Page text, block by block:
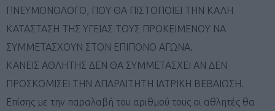
ΠΝΕΥΜΟΝΟΛΟΓΟ, ΠΟΥ ΘΑ ΠΙΣΤΟΠΟΙΕΙ ΤΗΝ ΚΑΛΗ
ΚΑΤΑΣΤΑΣΗ ΤΗΣ ΥΓΕΙΑΣ ΤΟΥΣ ΠΡΟΚΕΙΜΕΝΟΥ ΝΑ
ΣΥΜΜΕΤΑΣΧΟΥΝ ΣΤΟΝ ΕΠΙΠΟΝΟ ΑΓΩΝΑ.
ΚΑΝΕΙΣ ΑΘΛΗΤΗΣ ΔΕΝ ΘΑ ΣΥΜΜΕΤΑΣΧΕΙ ΑΝ ΔΕΝ
ΠΡΟΣΚΟΜΙΣΕΙ ΤΗΝ ΑΠΑΡΑΙΤΗΤΗ ΙΑΤΡΙΚΗ ΒΕΒΑΙΩΣΗ.
Επίσης με την παραλαβή του αριθμού τους οι αθλητές θα